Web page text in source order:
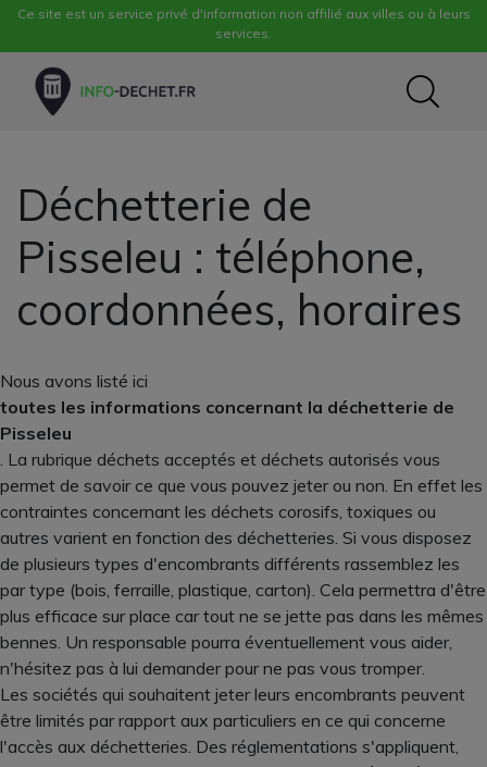
Ce site est un service privé d'information non affilié aux villes ou à leurs
services.
Déchetterie de
Pisseleu : téléphone,
coordonnées, horaires
Nous avons listé ici
toutes les informations concernant la déchetterie de
Pisseleu
. La rubrique déchets acceptés et déchets autorisés vous
permet de savoir ce que vous pouvez jeter ou non. En effet les
contraintes concernant les déchets corosifs, toxiques ou
autres varient en fonction des déchetteries. Si vous disposez
de plusieurs types d'encombrants différents rassemblez les
par type (bois, ferraille, plastique, carton). Cela permettra d'être
plus efficace sur place car tout ne se jette pas dans les mêmes
bennes. Un responsable pourra éventuellement vous aider,
n'hésitez pas à lui demander pour ne pas vous tromper.
Les sociétés qui souhaitent jeter leurs encombrants peuvent
être limités par rapport aux particuliers en ce qui concerne
l'accès aux déchetteries. Des réglementations s'appliquent,